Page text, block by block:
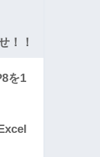
！！
を1